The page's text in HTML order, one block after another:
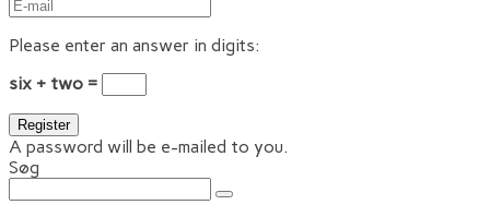
Please enter an answer in digits:
six + two =
A password will be e-mailed to you.
Søg